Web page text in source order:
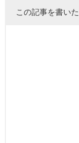
この記事を書いた